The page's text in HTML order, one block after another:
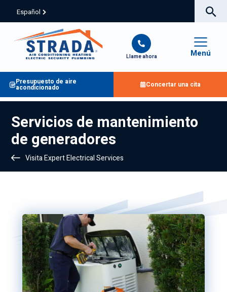
Español
Llame ahora Menú
Presupuesto de aire
acondicionado Concertar una cita
Servicios de mantenimiento
de generadores
Visita Expert Electrical Services